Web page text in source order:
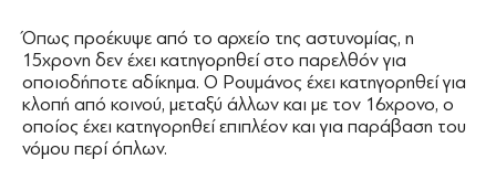
Όπως προέκυψε από το αρχείο της αστυνομίας, η
15χρονη δεν έχει κατηγορηθεί στο παρελθόν για
οποιοδήποτε αδίκημα. Ο Ρουμάνος έχει κατηγορηθεί για
κλοπή από κοινού, μεταξύ άλλων και με τον 16χρονο, ο
οποίος έχει κατηγορηθεί επιπλέον και για παράβαση του
νόμου περί όπλων.